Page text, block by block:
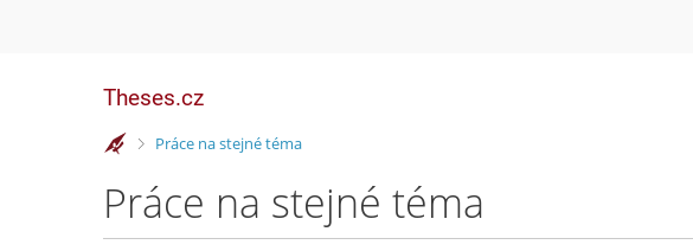
Theses.cz
>Práce na stejné téma
Práce na stejné téma